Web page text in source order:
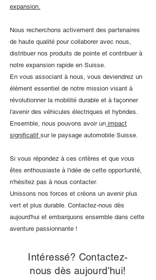
expansion.
Nous recherchons activement des partenaires
de haute qualité pour collaborer avec nous,
distribuer nos produits de pointe et contribuer à
notre expansion rapide en Suisse.
En vous associant à nous, vous deviendrez un
élément essentiel de notre mission visant à
révolutionner la mobilité durable et à façonner
l'avenir des véhicules électriques et hybrides.
Ensemble, nous pouvons avoir un impact
significatif sur le paysage automobile Suisse.
Si vous répondez à ces critères et que vous
êtes enthousiaste à l'idée de cette opportunité,
n'hésitez pas à nous contacter.
Unissons nos forces et créons un avenir plus
vert et plus durable. Contactez-nous dès
aujourd'hui et embarquons ensemble dans cette
aventure passionnante !
Intéressé? Contactez-
nous dès aujourd'hui!